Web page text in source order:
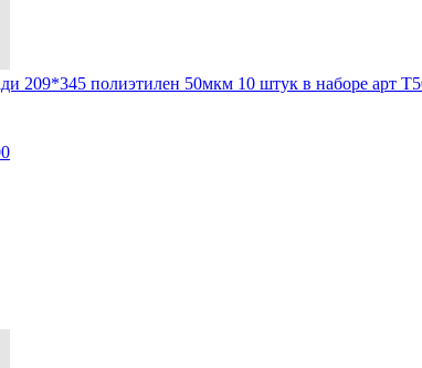
209*345 полиэтилен 50мкм 10 штук в наборе арт